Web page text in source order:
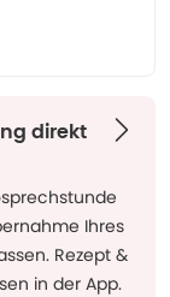
direkt
Ihres
Rezept &
in der App.